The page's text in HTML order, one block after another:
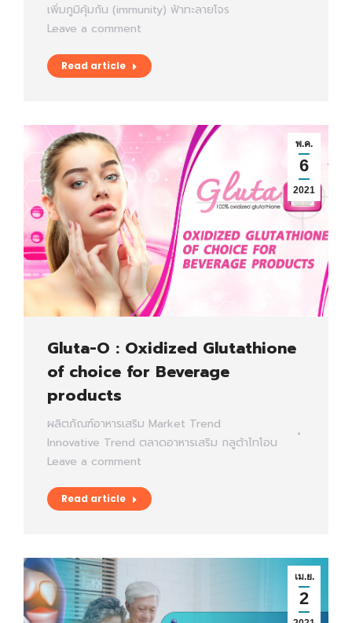
เพิ่มภูมิคุ้มกัน (immunity) ฟ้าทะลายโจร
Leave a comment
Read article
พ.ค.
6
2021
Gluta-O : Oxidized Glutathione
of choice for Beverage
products
ผลิตภัณฑ์อาหารเสริม Market Trend
Innovative Trend ตลาดอาหารเสริม กลูต้าไทโอน
Leave a comment
Read article
เม.ย.
2